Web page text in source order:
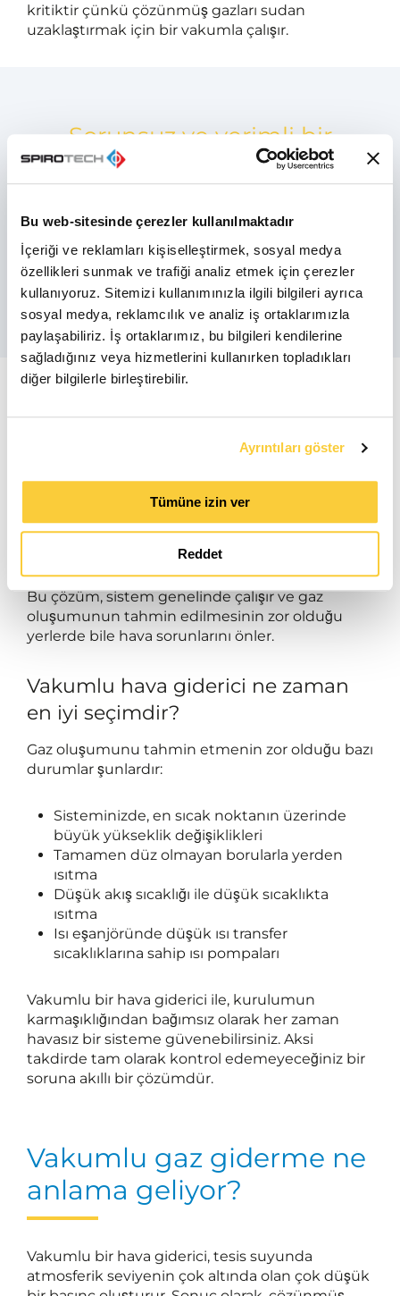
Bu web-sitesinde çerezler kullanılmaktadır
İçeriği ve reklamları kişiselleştirmek, sosyal medya
özellikleri sunmak ve trafiği analiz etmek için çerezler
kullanıyoruz. Sitemizi kullanımınızla ilgili bilgileri ayrıca
sosyal medya, reklamcılık ve analiz iş ortaklarımızla
paylaşabiliriz. İş ortaklarımız, bu bilgileri kendilerine
sağladığınız veya hizmetlerini kullanırken topladıkları
diğer bilgilerle birleştirebilir.
Ayrıntıları göster
Tümüne izin ver
Reddet
kritiktir çünkü çözünmüş gazları sudan
uzaklaştırmak için bir vakumla çalışır.
Sorunsuz ve verimli bir
sistem için doğru
etkili olduğu yere
yerleştirin
Sisteminizin neresinde havanın serbest
musunuz? O zaman bir hava ayırıcının nereye
yerleştirileceğini belirlemek zordur. Bu gibi
durumlarda, vakumlu gaz giderici ideal seçimdir.
Bu çözüm, sistem genelinde çalışır ve gaz
oluşumunun tahmin edilmesinin zor olduğu
yerlerde bile hava sorunlarını önler.
Vakumlu hava giderici ne zaman
en iyi seçimdir?
Gaz oluşumunu tahmin etmenin zor olduğu bazı
durumlar şunlardır:
Sisteminizde, en sıcak noktanın üzerinde
büyük yükseklik değişiklikleri
Tamamen düz olmayan borularla yerden
ısıtma
Düşük akış sıcaklığı ile düşük sıcaklıkta
ısıtma
Isı eşanjöründe düşük ısı transfer
sıcaklıklarına sahip ısı pompaları
Vakumlu bir hava giderici ile, kurulumun
karmaşıklığından bağımsız olarak her zaman
havasız bir sisteme güvenebilirsiniz. Aksi
takdirde tam olarak kontrol edemeyeceğiniz bir
soruna akıllı bir çözümdür.
Vakumlu gaz giderme ne
anlama geliyor?
Vakumlu bir hava giderici, tesis suyunda
atmosferik seviyenin çok altında olan çok düşük